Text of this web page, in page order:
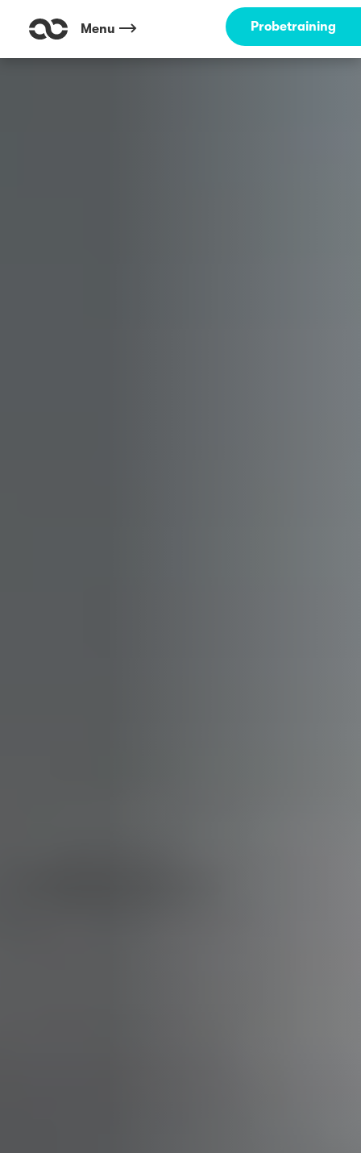
Menu Probetraining
Outdoor Fitness direkt um die Ecke: Otto Dullenkopf Park Karlsruhe